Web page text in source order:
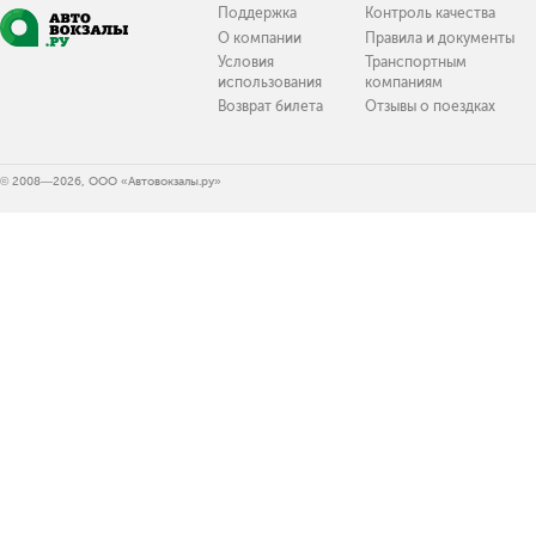
Поддержка
О компании
Условия
использования
Возврат билета
Контроль качества
Правила и документы
Транспортным
компаниям
Отзывы о поездках
© 2008—2026, ООО «Автовокзалы.ру»